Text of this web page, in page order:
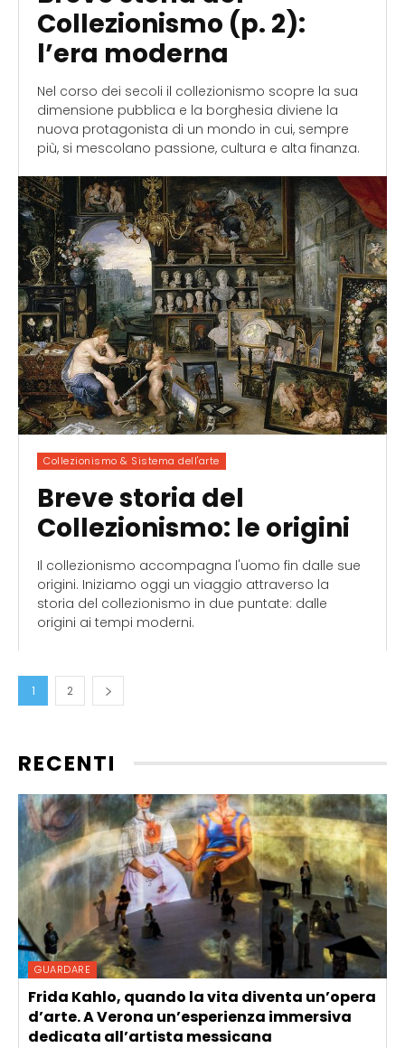
Collezionismo (p. 2):
l’era moderna
Nel corso dei secoli il collezionismo scopre la sua
dimensione pubblica e la borghesia diviene la
nuova protagonista di un mondo in cui, sempre
più, si mescolano passione, cultura e alta finanza.
Collezionismo & Sistema dell'arte
Breve storia del
Collezionismo: le origini
Il collezionismo accompagna l'uomo fin dalle sue
origini. Iniziamo oggi un viaggio attraverso la
storia del collezionismo in due puntate: dalle
origini ai tempi moderni.
1 2
RECENTI
GUARDARE
Frida Kahlo, quando la vita diventa un’opera
d’arte. A Verona un’esperienza immersiva
dedicata all’artista messicana